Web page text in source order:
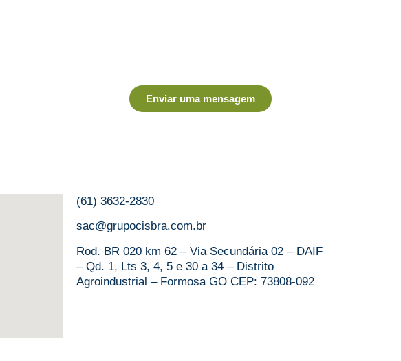
Enviar uma mensagem
(61) 3632-2830
sac@grupocisbra.com.br
Rod. BR 020 km 62 – Via Secundária 02 – DAIF
– Qd. 1, Lts 3, 4, 5 e 30 a 34 – Distrito
Agroindustrial – Formosa GO CEP: 73808-092